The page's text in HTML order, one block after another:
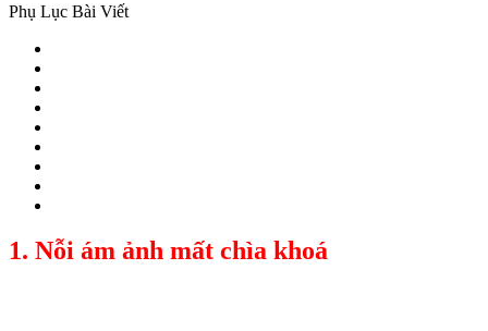
Phụ Lục Bài Viết
1. Nỗi ám ảnh mất chìa khoá